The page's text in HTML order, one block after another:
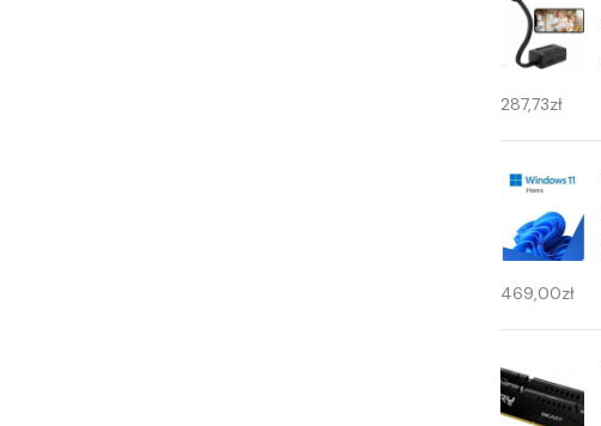
287,73zł
469,00zł